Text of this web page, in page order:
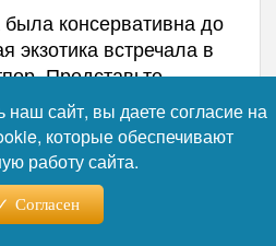
консервативна до
экзотика встречала в
Представьте
прием, на столах
все гости с
деликатесы, а
с невозмутимым лицом,
Скандал? Нет, просто
сайт, вы даете согласие на
которые обеспечивают
работу сайта.
Согласен